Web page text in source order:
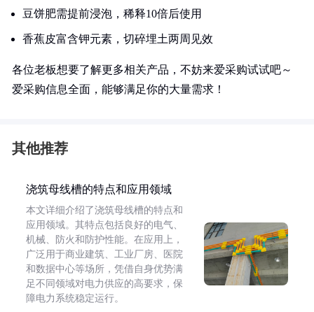
豆饼肥需提前浸泡，稀释10倍后使用
香蕉皮富含钾元素，切碎埋土两周见效
各位老板想要了解更多相关产品，不妨来爱采购试试吧～
爱采购信息全面，能够满足你的大量需求！
其他推荐
浇筑母线槽的特点和应用领域
本文详细介绍了浇筑母线槽的特点和
应用领域。其特点包括良好的电气、
机械、防火和防护性能。在应用上，
广泛用于商业建筑、工业厂房、医院
和数据中心等场所，凭借自身优势满
足不同领域对电力供应的高要求，保
障电力系统稳定运行。